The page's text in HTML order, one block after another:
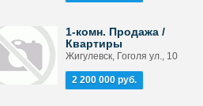
1-комн. Продажа /
Квартиры
Жигулевск, Гоголя ул., 10
2 200 000 руб.